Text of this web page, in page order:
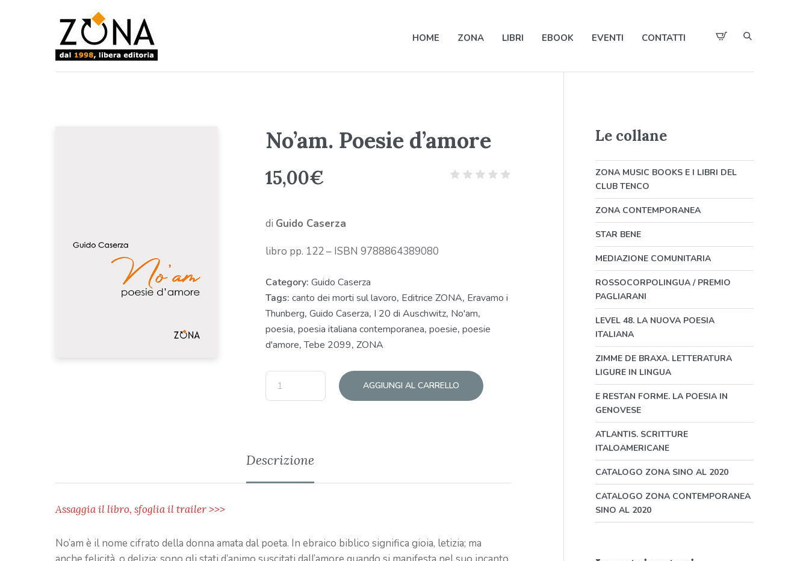
HOME ZONA LIBRI EBOOK EVENTI CONTATTI
No’am. Poesie d’amore
15,00€
di Guido Caserza
libro pp. 122 – ISBN 9788864389080
Category: Guido Caserza
Tags: canto dei morti sul lavoro, Editrice ZONA, Eravamo i
Thunberg, Guido Caserza, I 20 di Auschwitz, No'am,
poesia, poesia italiana contemporanea, poesie, poesie
d'amore,Tebe 2099, ZONA
AGGIUNGI AL CARRELLO
Descrizione
Assaggia il libro, sfoglia il trailer >>>
No’am è il nome cifrato della donna amata dal poeta. In ebraico biblico significa gioia, letizia; ma
Le collane
ZONA MUSIC BOOKS E I LIBRI DEL
CLUB TENCO
ZONA CONTEMPORANEA
STAR BENE
MEDIAZIONE COMUNITARIA
ROSSOCORPOLINGUA / PREMIO
PAGLIARANI
LEVEL 48. LA NUOVA POESIA
ITALIANA
ZIMME DE BRAXA. LETTERATURA
LIGURE IN LINGUA
E RESTAN FORME. LA POESIA IN
GENOVESE
ATLANTIS. SCRITTURE
ITALOAMERICANE
CATALOGO ZONA SINO AL 2020
CATALOGO ZONA CONTEMPORANEA
SINO AL 2020